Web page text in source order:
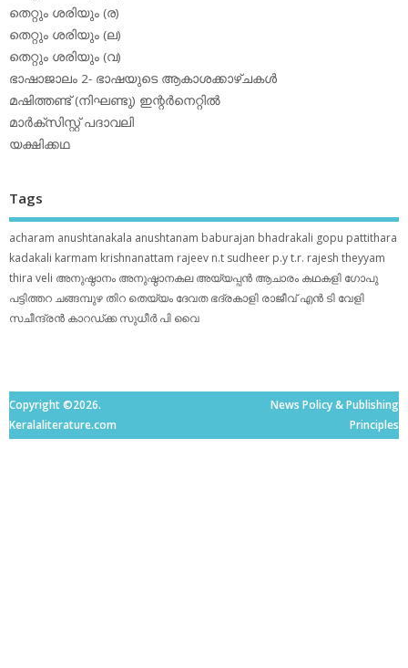
തെറ്റും ശരിയും (ര)
തെറ്റും ശരിയും (ല)
തെറ്റും ശരിയും (വ)
ഭാഷാജാലം 2- ഭാഷയുടെ ആകാശക്കാഴ്ചകള്‍
മഷിത്തണ്ട് (നിഘണ്ടു) ഇന്റര്‍നെറ്റില്‍
മാര്‍ക്‌സിസ്റ്റ് പദാവലി
യക്ഷിക്കഥ
Tags
acharam anushtanakala anushtanam baburajan bhadrakali gopu pattithara
kadakali karmam krishnanattam rajeev n.t sudheer p.yt.r. rajesh theyyam
thira veli അനുഷ്ഠാനം അനുഷ്ഠാനകല അയ്യപ്പന്‍ ആചാരം കഥകളി ഗോപു
പട്ടിത്തറ ചങ്ങമ്പുഴ തിറ തെയ്യം ദേവത ഭദ്രകാളി രാജീവ് എൻ ടി വേളി
സചീന്ദ്രന്‍ കാറഡ്ക്ക സുധീര്‍ പി വൈ
Copyright ©2026.
Keralaliterature.com
News Policy & Publishing
Principles